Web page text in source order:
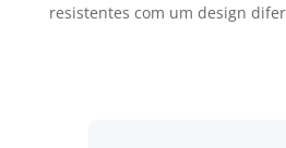
resistentes com um design